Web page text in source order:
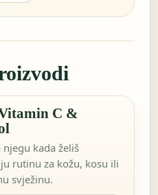
C &
njegu kada želiš
rutinu za kožu, kosu ili
svježinu.